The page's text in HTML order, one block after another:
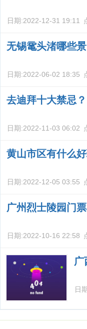
日期:2022-12-31 19:11
无锡鼋头渚哪些
日期:2022-06-02 18:35
去迪拜十大禁忌？
日期:2022-11-03 06:02
黄山市区有什么
日期:2022-12-05 03:55
广州烈士陵园门
日期:2022-10-16 22:58
广
日